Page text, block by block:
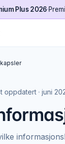
Plus 2026·
oppdatert · juni